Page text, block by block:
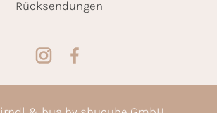
Rücksendungen